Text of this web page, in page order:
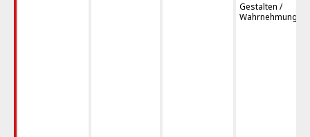
Gestalten /